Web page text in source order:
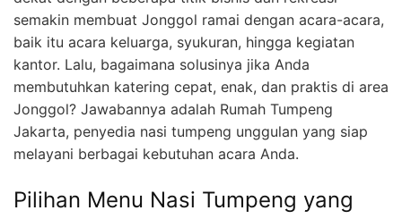
semakin membuat Jonggol ramai dengan acara-acara,
baik itu acara keluarga, syukuran, hingga kegiatan
kantor. Lalu, bagaimana solusinya jika Anda
membutuhkan katering cepat, enak, dan praktis di area
Jonggol? Jawabannya adalah Rumah Tumpeng
Jakarta, penyedia nasi tumpeng unggulan yang siap
melayani berbagai kebutuhan acara Anda.
Pilihan Menu Nasi Tumpeng yang